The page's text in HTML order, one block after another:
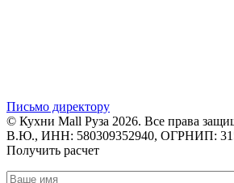
Письмо директору
© Кухни Mall Руза 2026. Все права
В.Ю., ИНН: 580309352940, ОГРНИП:
Получить расчет